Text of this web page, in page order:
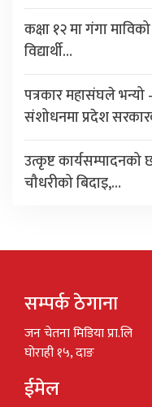
कक्षा १२ मा गंगा
विद्यार्थी…
पत्रकार महासंघले भन्यो –
संशोधनमा प्रदेश
उत्कृष्ट कार्यसम्पादनको
चौधरीको बिदाइ,…
सम्पर्क ठेगाना
जन चेतना मिडिया प्रा.लि
घोराही १५, दाङ
ईमेल